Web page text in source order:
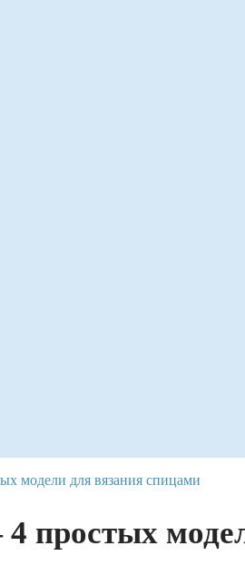
модели для вязания спицами
простых